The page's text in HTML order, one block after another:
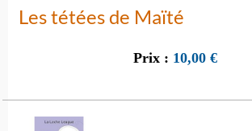
Les tétées de Maïté
Prix : 10,00 €